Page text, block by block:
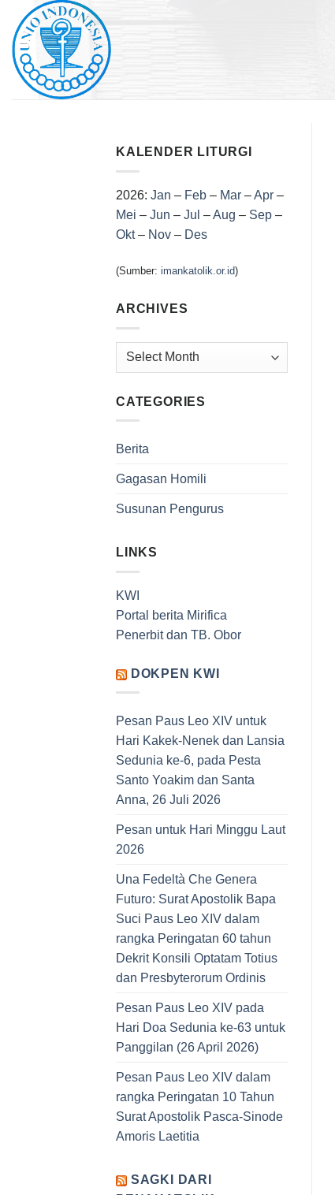
content
KALENDER LITURGI
2026: Jan – Feb – Mar –Apr –
Mei – Jun – Jul –Aug – Sep –
Okt– Nov – Des
(Sumber: imankatolik.or.id)
ARCHIVES
Archives
CATEGORIES
Berita
Gagasan Homili
Susunan Pengurus
LINKS
KWI
Portal berita Mirifica
Penerbit dan TB. Obor
DOKPEN KWI
Pesan Paus Leo XIV untuk
Hari Kakek-Nenek dan Lansia
Sedunia ke-6, pada Pesta
Santo Yoakim dan Santa
Anna, 26 Juli 2026
Pesan untuk Hari Minggu Laut
2026
Una Fedeltà Che Genera
Futuro: Surat Apostolik Bapa
Suci Paus Leo XIV dalam
rangka Peringatan 60 tahun
Dekrit Konsili Optatam Totius
dan Presbyterorum Ordinis
Pesan Paus Leo XIV pada
Hari Doa Sedunia ke-63 untuk
Panggilan (26 April 2026)
Pesan Paus Leo XIV dalam
rangka Peringatan 10 Tahun
Surat Apostolik Pasca-Sinode
Amoris Laetitia
SAGKI DARI